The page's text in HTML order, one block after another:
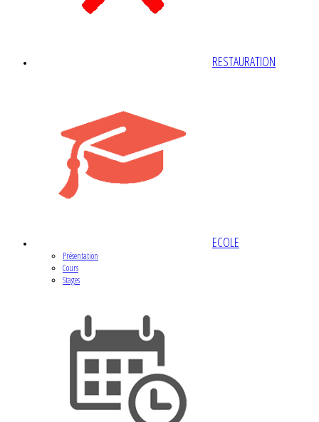
RESTAURATION
ECOLE
Présentation
Cours
Stages